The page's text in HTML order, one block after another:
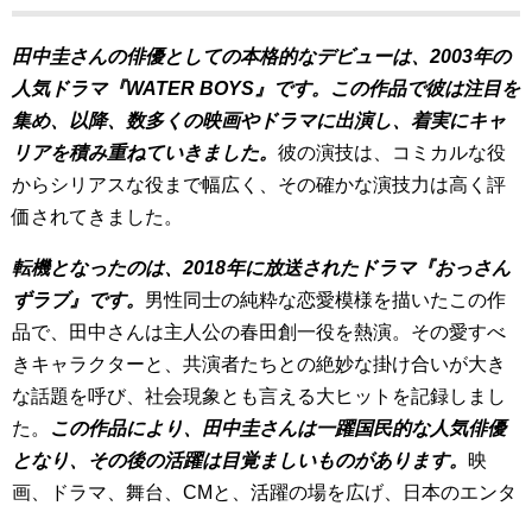
田中圭さんの俳優としての本格的なデビューは、2003年の
人気ドラマ『WATER BOYS』です。この作品で彼は注目を
集め、以降、数多くの映画やドラマに出演し、着実にキャ
リアを積み重ねていきました。 彼の演技は、コミカルな役
からシリアスな役まで幅広く、その確かな演技力は高く評
価されてきました。
転機となったのは、2018年に放送されたドラマ『おっさん
ずラブ』です。 男性同士の純粋な恋愛模様を描いたこの作
品で、田中さんは主人公の春田創一役を熱演。その愛すべ
きキャラクターと、共演者たちとの絶妙な掛け合いが大き
な話題を呼び、社会現象とも言える大ヒットを記録しまし
た。
この作品により、田中圭さんは一躍国民的な人気俳優
となり、その後の活躍は目覚ましいものがあります。 映
画、ドラマ、舞台、CMと、活躍の場を広げ、日本のエンタ